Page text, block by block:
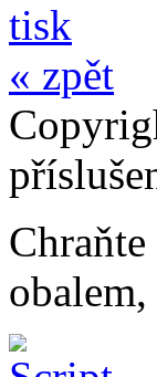
tisk
« zpět